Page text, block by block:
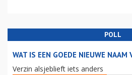
POLL
WAT IS EEN GOEDE NIEUWE NAAM
Verzin alsjeblieft iets anders